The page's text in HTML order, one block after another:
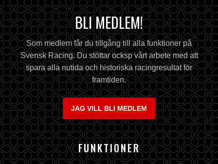
BLI MEDLEM!
Som medlem får du tillgång till alla funktioner på
Svensk Racing. Du stöttar ocksp vårt arbete med att
spara alla nutida och historiska racingresultat för
framtiden.
JAG VILL BLI MEDLEM
FUNKTIONER